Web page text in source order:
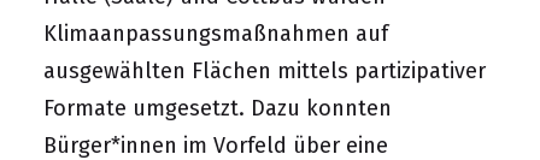
Klimaanpassungsmaßnahmen auf
ausgewählten Flächen mittels partizipativer
Formate umgesetzt. Dazu konnten
Bürger*innen im Vorfeld über eine